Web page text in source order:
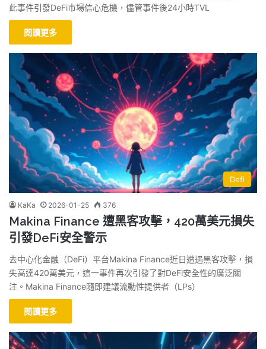
此事件引發DeFi市場信心危機，儘管事件後24小時TVL
閱讀更多
Defi
KaKa 2026-01-25 376
Makina Finance 遭黑客攻擊，420萬美元損失
引發DeFi安全警示
去中心化金融（DeFi）平台Makina Finance近日遭遇黑客攻擊，損
失高達420萬美元，這一事件再次引發了對DeFi安全性的廣泛關
注。Makina Finance隨即建議流動性提供者（LPs）
閱讀更多